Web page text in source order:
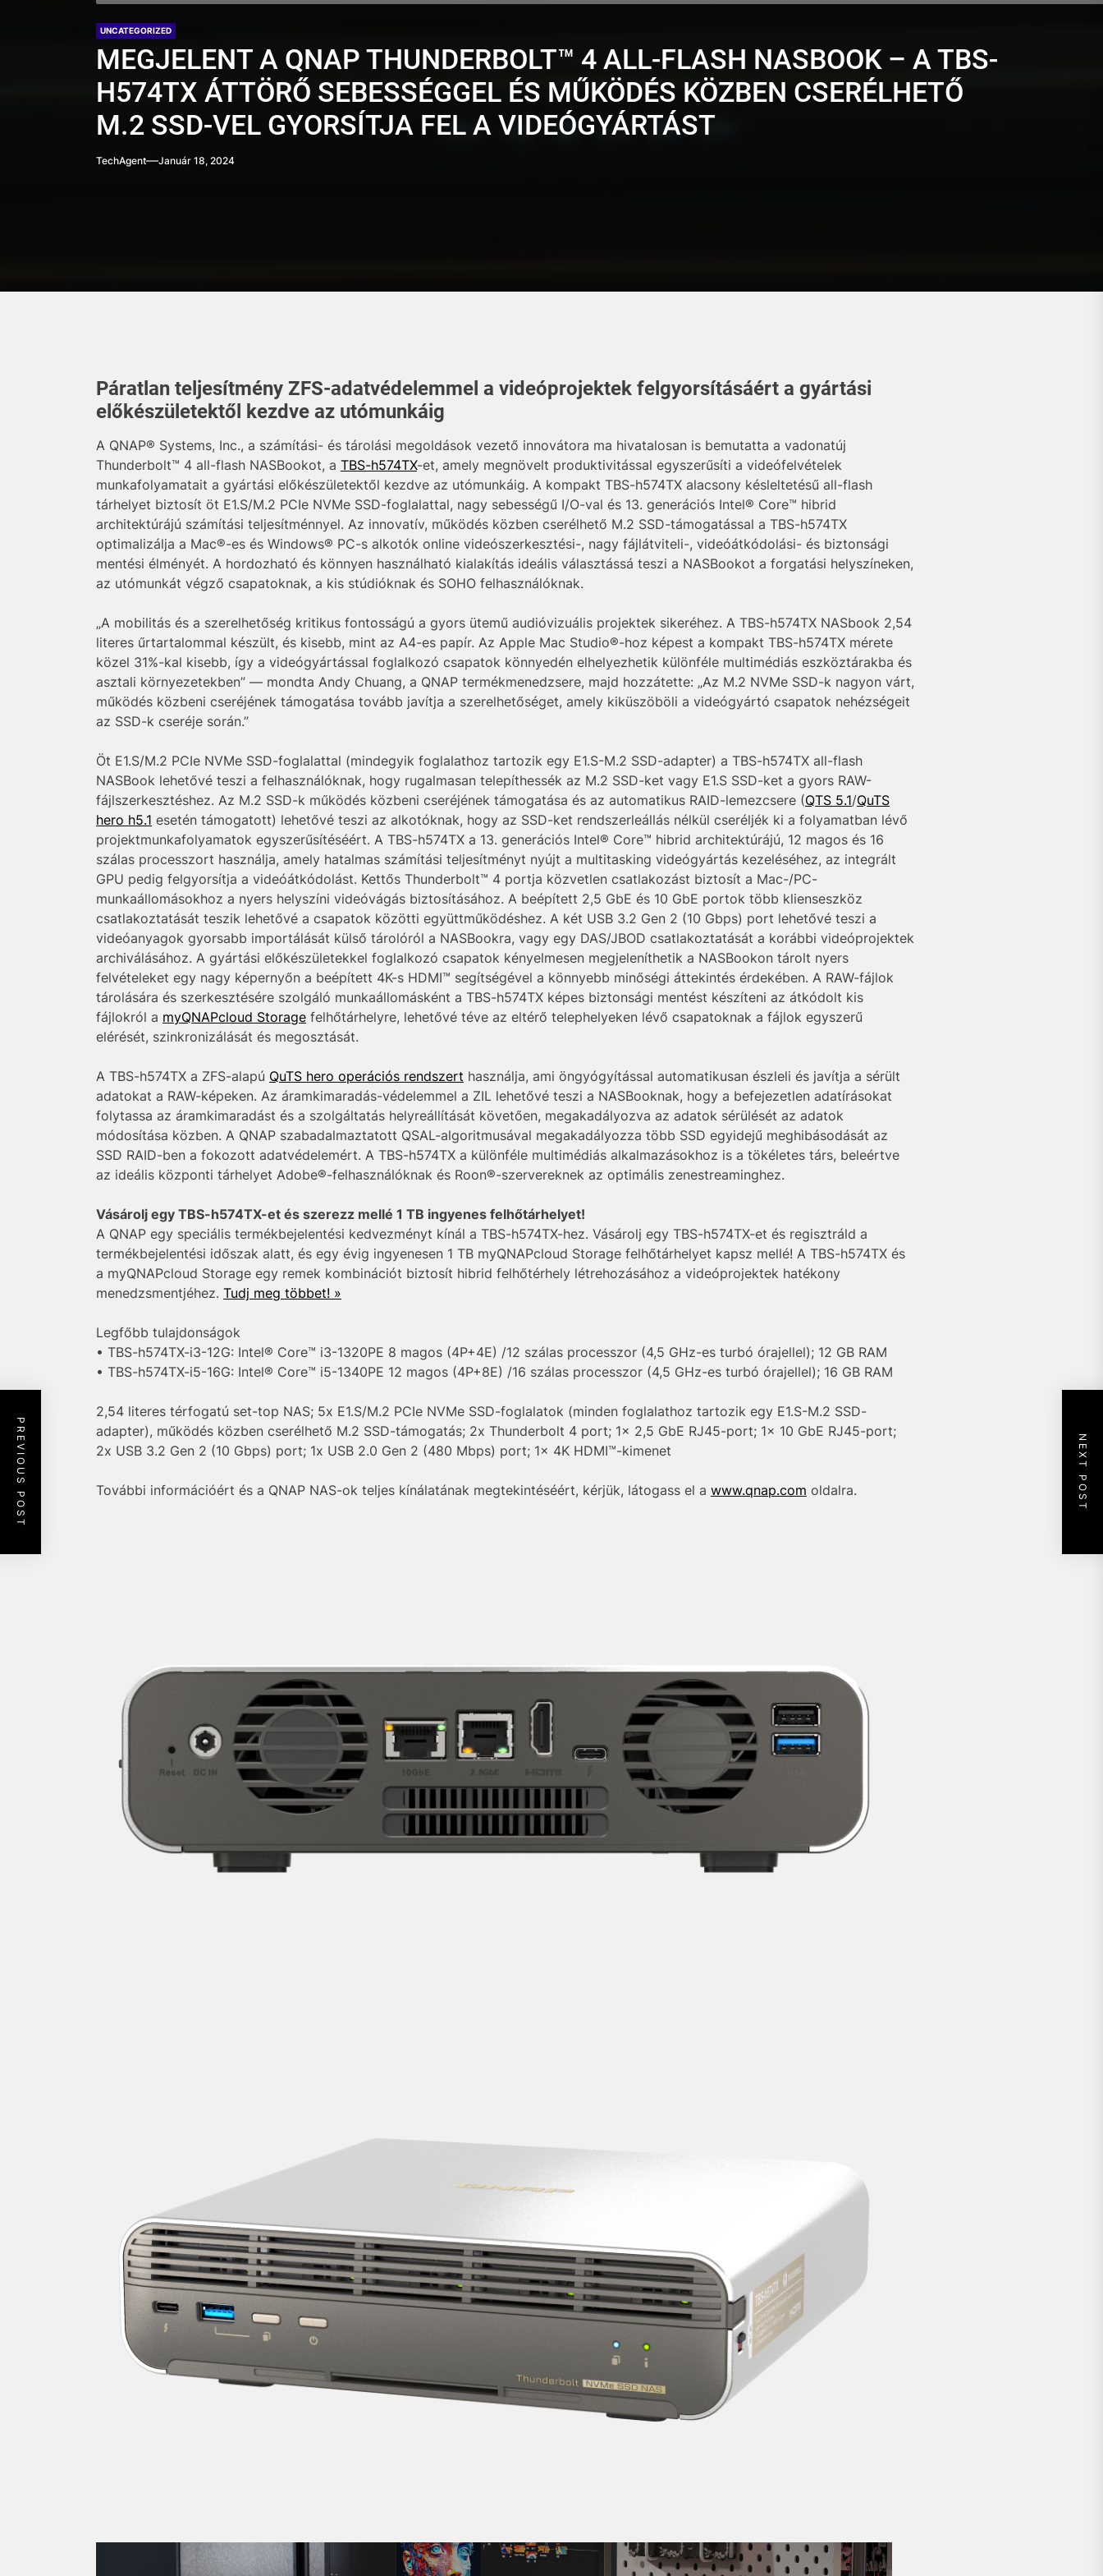
UNCATEGORIZED
MEGJELENT A QNAP THUNDERBOLT™ 4 ALL-FLASH NASBOOK – A TBS-
H574TX ÁTTÖRŐ SEBESSÉGGEL ÉS MŰKÖDÉS KÖZBEN CSERÉLHETŐ
M.2 SSD-VEL GYORSÍTJA FEL A VIDEÓGYÁRTÁST
TechAgent Január 18, 2024
Páratlan teljesítmény ZFS-adatvédelemmel a videóprojektek felgyorsításáért a gyártási
előkészületektől kezdve az utómunkáig
A QNAP® Systems, Inc., a számítási- és tárolási megoldások vezető innovátora ma hivatalosan is bemutatta a vadonatúj
Thunderbolt™ 4 all-flash NASBookot, a TBS-h574TX-et, amely megnövelt produktivitással egyszerűsíti a videófelvételek
munkafolyamatait a gyártási előkészületektől kezdve az utómunkáig. A kompakt TBS-h574TX alacsony késleltetésű all-flash
tárhelyet biztosít öt E1.S/M.2 PCIe NVMe SSD-foglalattal, nagy sebességű I/O-val és 13. generációs Intel® Core™ hibrid
architektúrájú számítási teljesítménnyel. Az innovatív, működés közben cserélhető M.2 SSD-támogatással a TBS-h574TX
optimalizálja a Mac®-es és Windows® PC-s alkotók online videószerkesztési-, nagy fájlátviteli-, videóátkódolási- és biztonsági
mentési élményét. A hordozható és könnyen használható kialakítás ideális választássá teszi a NASBookot a forgatási helyszíneken,
az utómunkát végző csapatoknak, a kis stúdióknak és SOHO felhasználóknak.
„A mobilitás és a szerelhetőség kritikus fontosságú a gyors ütemű audióvizuális projektek sikeréhez. A TBS-h574TX NASbook 2,54
literes űrtartalommal készült, és kisebb, mint az A4-es papír. Az Apple Mac Studio®-hoz képest a kompakt TBS-h574TX mérete
közel 31%-kal kisebb, így a videógyártással foglalkozó csapatok könnyedén elhelyezhetik különféle multimédiás eszköztárakba és
asztali környezetekben” — mondta Andy Chuang, a QNAP termékmenedzsere, majd hozzátette: „Az M.2 NVMe SSD-k nagyon várt,
működés közbeni cseréjének támogatása tovább javítja a szerelhetőséget, amely kiküszöböli a videógyártó csapatok nehézségeit
az SSD-k cseréje során.”
Öt E1.S/M.2 PCIe NVMe SSD-foglalattal (mindegyik foglalathoz tartozik egy E1.S-M.2 SSD-adapter) a TBS-h574TX all-flash
NASBook lehetővé teszi a felhasználóknak, hogy rugalmasan telepíthessék az M.2 SSD-ket vagy E1.S SSD-ket a gyors RAW-
fájlszerkesztéshez. Az M.2 SSD-k működés közbeni cseréjének támogatása és az automatikus RAID-lemezcsere (QTS 5.1/QuTS
hero h5.1 esetén támogatott) lehetővé teszi az alkotóknak, hogy az SSD-ket rendszerleállás nélkül cseréljék ki a folyamatban lévő
projektmunkafolyamatok egyszerűsítéséért. A TBS-h574TX a 13. generációs Intel® Core™ hibrid architektúrájú, 12 magos és 16
szálas processzort használja, amely hatalmas számítási teljesítményt nyújt a multitasking videógyártás kezeléséhez, az integrált
GPU pedig felgyorsítja a videóátkódolást. Kettős Thunderbolt™ 4 portja közvetlen csatlakozást biztosít a Mac-/PC-
munkaállomásokhoz a nyers helyszíni videóvágás biztosításához. A beépített 2,5 GbE és 10 GbE portok több klienseszköz
csatlakoztatását teszik lehetővé a csapatok közötti együttműködéshez. A két USB 3.2 Gen 2 (10 Gbps) port lehetővé teszi a
videóanyagok gyorsabb importálását külső tárolóról a NASBookra, vagy egy DAS/JBOD csatlakoztatását a korábbi videóprojektek
archiválásához. A gyártási előkészületekkel foglalkozó csapatok kényelmesen megjeleníthetik a NASBookon tárolt nyers
felvételeket egy nagy képernyőn a beépített 4K-s HDMI™ segítségével a könnyebb minőségi áttekintés érdekében. A RAW-fájlok
tárolására és szerkesztésére szolgáló munkaállomásként a TBS-h574TX képes biztonsági mentést készíteni az átkódolt kis
fájlokról a myQNAPcloud Storage felhőtárhelyre, lehetővé téve az eltérő telephelyeken lévő csapatoknak a fájlok egyszerű
elérését, szinkronizálását és megosztását.
A TBS-h574TX a ZFS-alapú QuTS hero operációs rendszert használja, ami öngyógyítással automatikusan észleli és javítja a sérült
adatokat a RAW-képeken. Az áramkimaradás-védelemmel a ZIL lehetővé teszi a NASBooknak, hogy a befejezetlen adatírásokat
folytassa az áramkimaradást és a szolgáltatás helyreállítását követően, megakadályozva az adatok sérülését az adatok
módosítása közben. A QNAP szabadalmaztatott QSAL-algoritmusával megakadályozza több SSD egyidejű meghibásodását az
SSD RAID-ben a fokozott adatvédelemért. A TBS-h574TX a különféle multimédiás alkalmazásokhoz is a tökéletes társ, beleértve
az ideális központi tárhelyet Adobe®-felhasználóknak és Roon®-szervereknek az optimális zenestreaminghez.
Vásárolj egy TBS-h574TX-et és szerezz mellé 1 TB ingyenes felhőtárhelyet!
A QNAP egy speciális termékbejelentési kedvezményt kínál a TBS-h574TX-hez. Vásárolj egy TBS-h574TX-et és regisztráld a
termékbejelentési időszak alatt, és egy évig ingyenesen 1 TB myQNAPcloud Storage felhőtárhelyet kapsz mellé! A TBS-h574TX és
a myQNAPcloud Storage egy remek kombinációt biztosít hibrid felhőtérhely létrehozásához a videóprojektek hatékony
menedzsmentjéhez. Tudj meg többet! »
Legfőbb tulajdonságok
• TBS-h574TX-i3-12G: Intel® Core™ i3-1320PE 8 magos (4P+4E) /12 szálas processzor (4,5 GHz-es turbó órajellel); 12 GB RAM
• TBS-h574TX-i5-16G: Intel® Core™ i5-1340PE 12 magos (4P+8E) /16 szálas processzor (4,5 GHz-es turbó órajellel); 16 GB RAM
2,54 literes térfogatú set-top NAS; 5x E1.S/M.2 PCIe NVMe SSD-foglalatok (minden foglalathoz tartozik egy E1.S-M.2 SSD-
adapter), működés közben cserélhető M.2 SSD-támogatás; 2x Thunderbolt 4 port; 1x 2,5 GbE RJ45-port; 1x 10 GbE RJ45-port;
2x USB 3.2 Gen 2 (10 Gbps) port; 1x USB 2.0 Gen 2 (480 Mbps) port; 1x 4K HDMI™-kimenet
További információért és a QNAP NAS-ok teljes kínálatának megtekintéséért, kérjük, látogass el a www.qnap.com oldalra.
PREVIOUS POST NEXT POST